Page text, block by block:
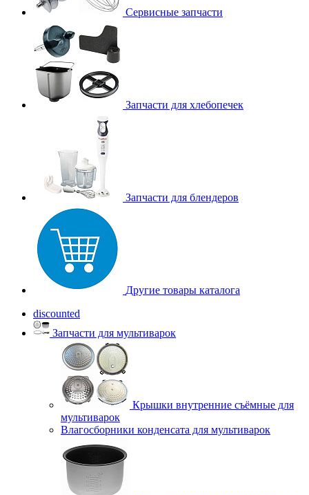
Сервисные запчасти
Запчасти для хлебопечек
Запчасти для блендеров
Другие товары каталога
discounted
Запчасти для мультиварок
Крышки внутренние съёмные для
мультиварок
Влагосборники конденсата для мультиварок